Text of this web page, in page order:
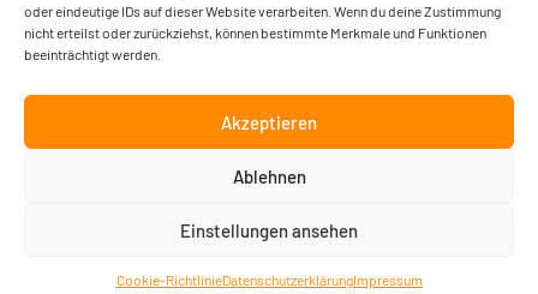
oder eindeutige IDs auf dieser Website verarbeiten. Wenn du deine Zustimmung
nicht erteilst oder zurückziehst, können bestimmte Merkmale und Funktionen
beeinträchtigt werden.
Akzeptieren
Ablehnen
Einstellungen ansehen
Cookie-RichtlinieDatenschutzerklärungImpressum
© 2023 Sturm & Klang Musikverlag GmbH | gestaltet von
MwSt.